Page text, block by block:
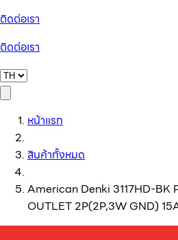
ติดต่อเรา
ติดต่อเรา
หน้าแรก
สินค้าทั้งหมด
American Denki 3117HD-BK
OUTLET 2P(2P,3W GND)